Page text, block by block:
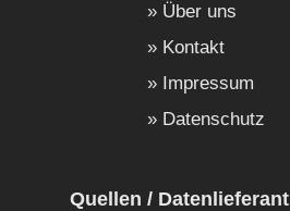
Über uns
Kontakt
Impressum
Datenschutz
Quellen / Datenlieferant